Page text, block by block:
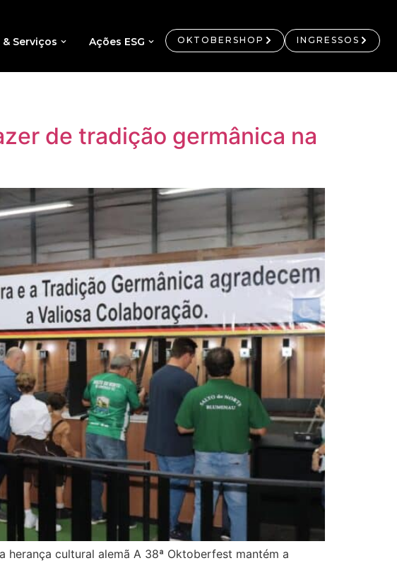
& Serviços Ações ESG OKTOBERSHOP INGRESSOS
de tradição germânica na
cultural alemã A 38ª Oktoberfest mantém a